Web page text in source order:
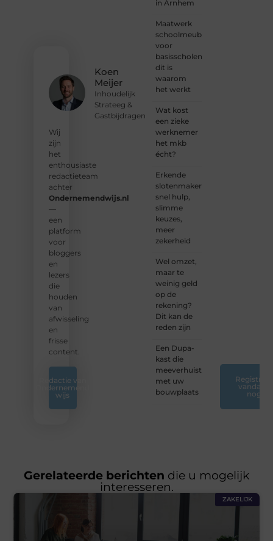
Koen
Meijer
Inhoudelijk
Strateeg &
Gastbijdragen
Wij
zijn
het
enthousiaste
redactieteam
achter
Ondernemendwijs.nl
—
een
platform
voor
bloggers
en
lezers
die
houden
van
afwisseling
en
frisse
content.
Redactie van
Ondernemend
wijs
in Arnhem
Maatwerk
schoolmeubilair
voor
basisscholen:
dit is
waarom
het werkt
Wat kost
een zieke
werknemer
het mkb
écht?
Erkende
slotenmakers:
snel hulp,
slimme
keuzes,
meer
zekerheid
Wel omzet,
maar te
weinig geld
op de
rekening?
Dit kan de
reden zijn
Een Dupa-
kast die
meeverhuist
met uw
bouwplaats
Registreer
vandaag
nog
Gerelateerde berichten die u mogelijk
interesseren.
ZAKELIJK